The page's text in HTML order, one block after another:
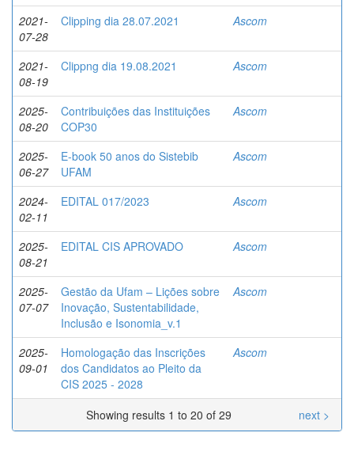
2021-
07-28
Clipping dia 28.07.2021 Ascom
2021-
08-19
Clippng dia 19.08.2021 Ascom
2025-
08-20
Contribuições das Instituições
COP30
Ascom
2025-
06-27
E-book 50 anos do Sistebib
UFAM
Ascom
2024-
02-11
EDITAL 017/2023 Ascom
2025-
08-21
EDITAL CIS APROVADO Ascom
2025-
07-07
Gestão da Ufam – Lições sobre
Inovação, Sustentabilidade,
Inclusão e Isonomia_v.1
Ascom
2025-
09-01
Homologação das Inscrições
dos Candidatos ao Pleito da
CIS 2025 - 2028
Ascom
Showing results 1 to 20 of 29 next >